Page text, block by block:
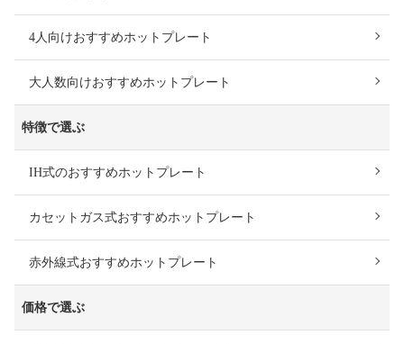
4人向けおすすめホットプレート
大人数向けおすすめホットプレート
特徴で選ぶ
IH式のおすすめホットプレート
カセットガス式おすすめホットプレート
赤外線式おすすめホットプレート
価格で選ぶ